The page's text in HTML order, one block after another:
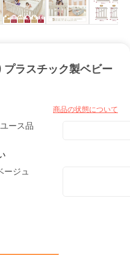
ラスチック製ベビー
商品の状態について
ース品
ージュ